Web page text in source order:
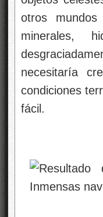
otros
minerales,
necesitaría
condiciones
fácil.